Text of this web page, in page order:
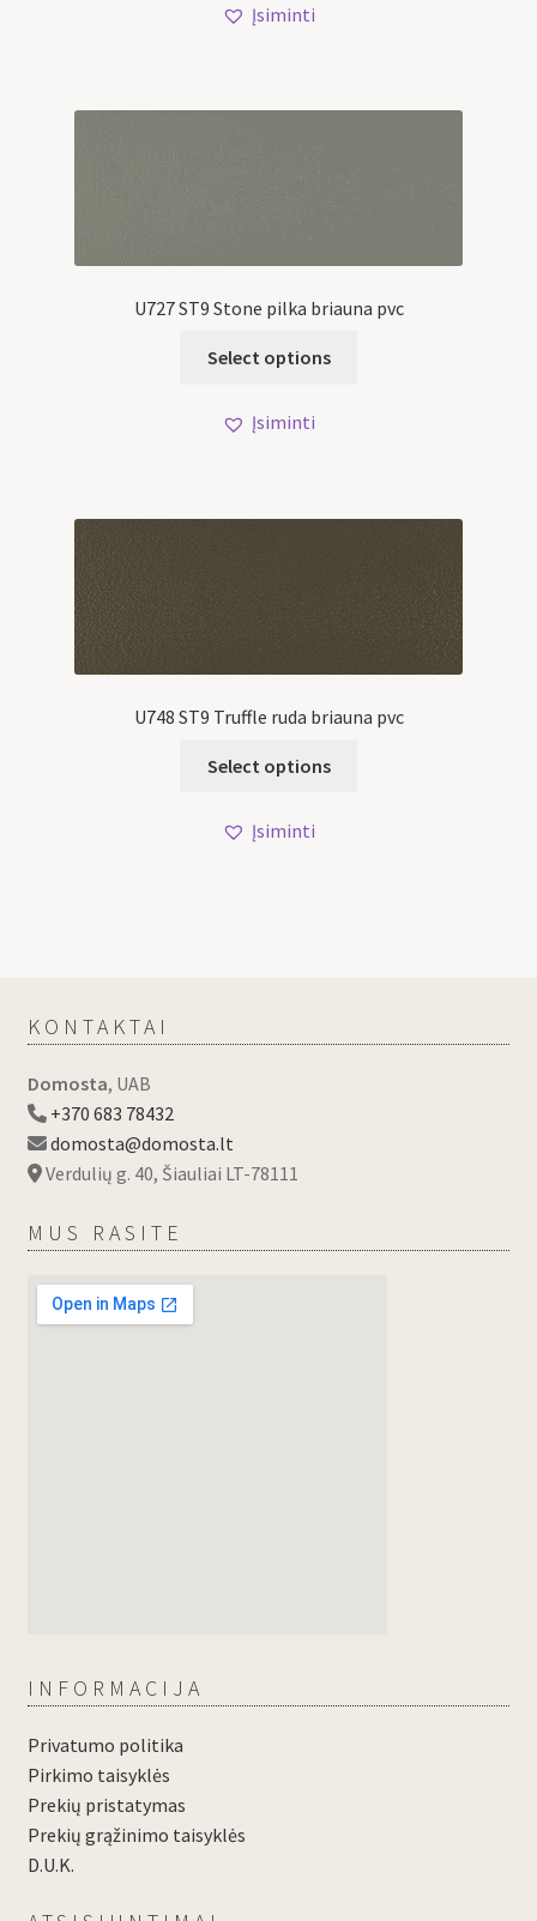
Įsiminti
U727 ST9 Stone pilka briauna pvc
Select options
Įsiminti
U748 ST9 Truffle ruda briauna pvc
Select options
Įsiminti
KONTAKTAI
Domosta, UAB
+370 683 78432
domosta@domosta.lt
Verdulių g. 40, Šiauliai LT-78111
MUS RASITE
INFORMACIJA
Privatumo politika
Pirkimo taisyklės
Prekių pristatymas
Prekių grąžinimo taisyklės
D.U.K.